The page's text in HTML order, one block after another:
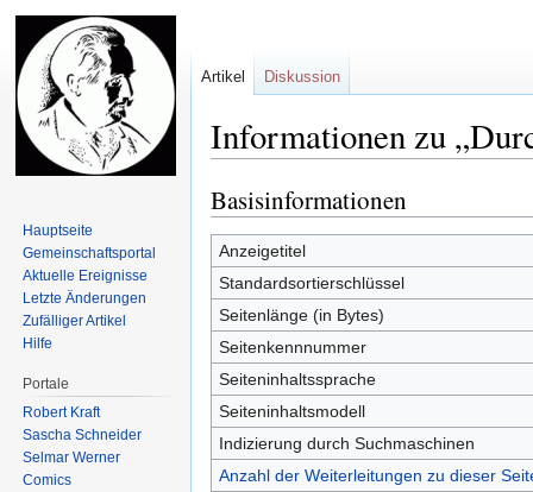
Informationen zu
Zur
Navigation
springen
Zur
Suche
springen
Basisinformationen
Anzeigetitel
Standardsortierschlüssel
Seitenlänge (in Bytes)
Seitenkennnummer
Seiteninhaltssprache
Seiteninhaltsmodell
Indizierung durch Suchmaschinen
Anzahl der Weiterleitungen zu dieser
Artikel Diskussion
Hauptseite
Gemeinschafts­portal
Aktuelle Ereignisse
Letzte Änderungen
Zufälliger Artikel
Hilfe
Portale
Robert Kraft
Sascha Schneider
Selmar Werner
Comics